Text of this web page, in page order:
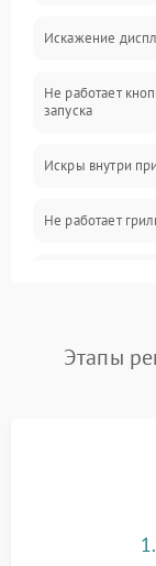
Питание и
Нагрев и
Программное
Искажение
Не работает
запуска
Искры внутри
Не работает
Появление
Этапы